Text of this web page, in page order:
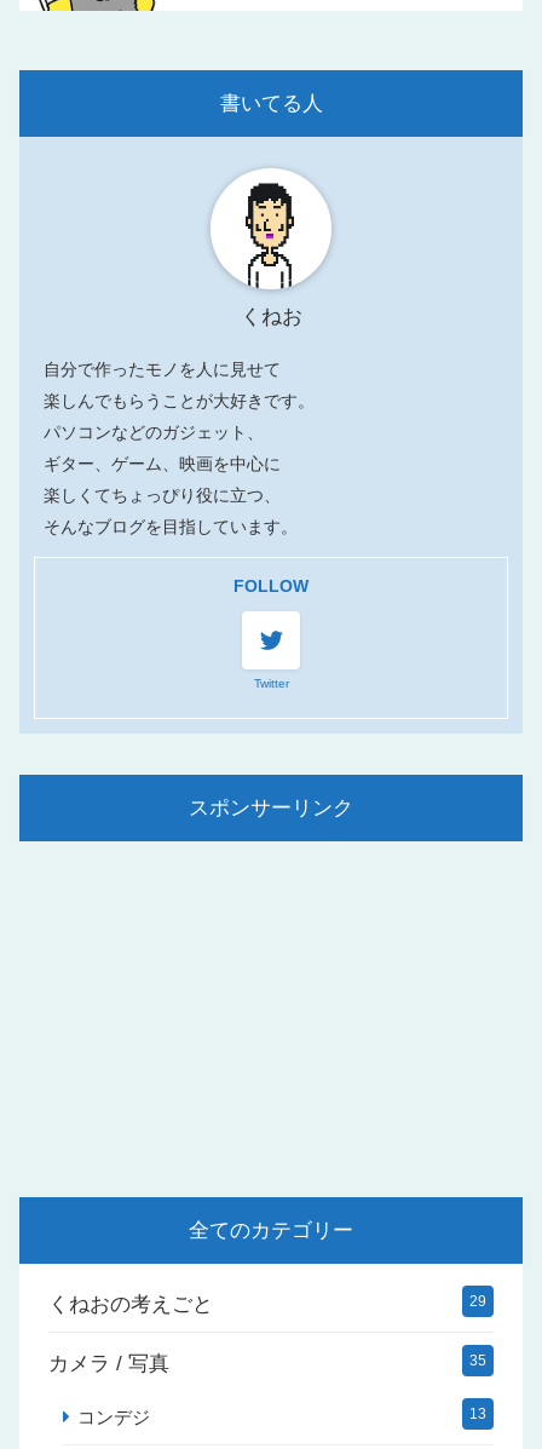
書いてる人
くねお
自分で作ったモノを人に見せて
楽しんでもらうことが大好きです。
パソコンなどのガジェット、
ギター、ゲーム、映画を中心に
楽しくてちょっぴり役に立つ、
そんなブログを目指しています。
FOLLOW
Twitter
スポンサーリンク
全てのカテゴリー
くねおの考えごと 29
カメラ / 写真 35
コンデジ 13